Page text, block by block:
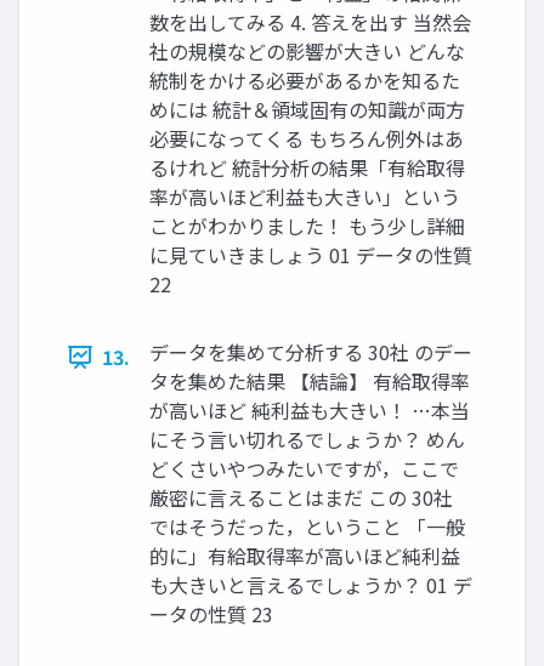
数を出してみる 4. 答えを出す 当然会
社の規模などの影響が大きい どんな
統制をかける必要があるかを知るた
めには 統計＆領域固有の知識が両方
必要になってくる もちろん例外はあ
るけれど 統計分析の結果「有給取得
率が高いほど利益も大きい」という
ことがわかりました！ もう少し詳細
に見ていきましょう 01 データの性質
22
13.
データを集めて分析する 30社 のデー
タを集めた結果 【結論】 有給取得率
が高いほど 純利益も大きい！ …本当
にそう言い切れるでしょうか？ めん
どくさいやつみたいですが，ここで
厳密に言えることはまだ この 30社
ではそうだった，ということ 「一般
的に」有給取得率が高いほど純利益
も大きいと言えるでしょうか？ 01 デ
ータの性質 23